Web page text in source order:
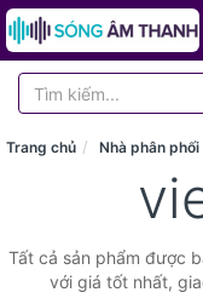
Trang chủ Nhà phân phối
Tất cả sản phẩm được
với giá tốt nhất,